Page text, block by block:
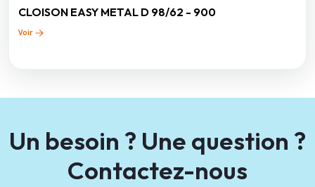
CLOISON EASY METAL D 98/62 - 900
Voir
Un besoin ? Une question ?
Contactez-nous